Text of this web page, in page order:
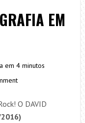
EM
em 4 minutos
O DAVID